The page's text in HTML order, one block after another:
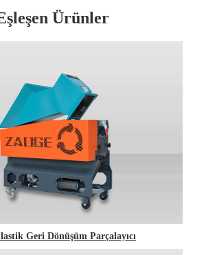
Ürünler
Geri Dönüşüm Parçalayıcı